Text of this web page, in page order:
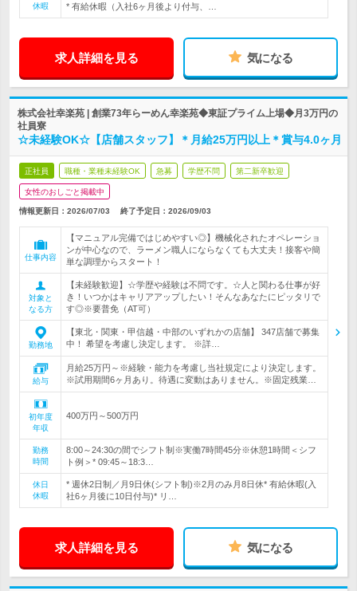
休暇
* 有給休暇（入社6ヶ月後より付与、…
求人詳細を見る 気になる
株式会社幸楽苑 | 創業73年らーめん幸楽苑◆東証プライム上場◆月3万円の
社員寮
☆未経験OK☆【店舗スタッフ】＊月給25万円以上＊賞与4.0ヶ月
正社員 職種・業種未経験OK 急募 学歴不問 第二新卒歓迎
女性のおしごと掲載中
情報更新日：2026/07/03 終了予定日： 2026/09/03
仕事内容
【マニュアル完備ではじめやすい◎】機械化されたオペレーショ
ンが中心なので、ラーメン職人にならなくても大丈夫！接客や簡
単な調理からスタート！
対象と
なる方
【未経験歓迎】☆学歴や経験は不問です。☆人と関わる仕事が好
き！いつかはキャリアアップしたい！そんなあなたにピッタリで
す◎※要普免（AT可）
勤務地
【東北・関東・甲信越・中部のいずれかの店舗】 347店舗で募集
中！ 希望を考慮し決定します。 ※詳…
給与
月給25万円～※経験・能力を考慮し当社規定により決定します。
※試用期間6ヶ月あり。待遇に変動はありません。※固定残業…
初年度
年収
400万円～500万円
勤務
時間
8:00～24:30の間でシフト制※実働7時間45分※休憩1時間＜シフ
ト例＞* 09:45～18:3…
休日
休暇
* 週休2日制／月9日休(シフト制)※2月のみ月8日休* 有給休暇(入
社6ヶ月後に10日付与)* リ…
求人詳細を見る 気になる